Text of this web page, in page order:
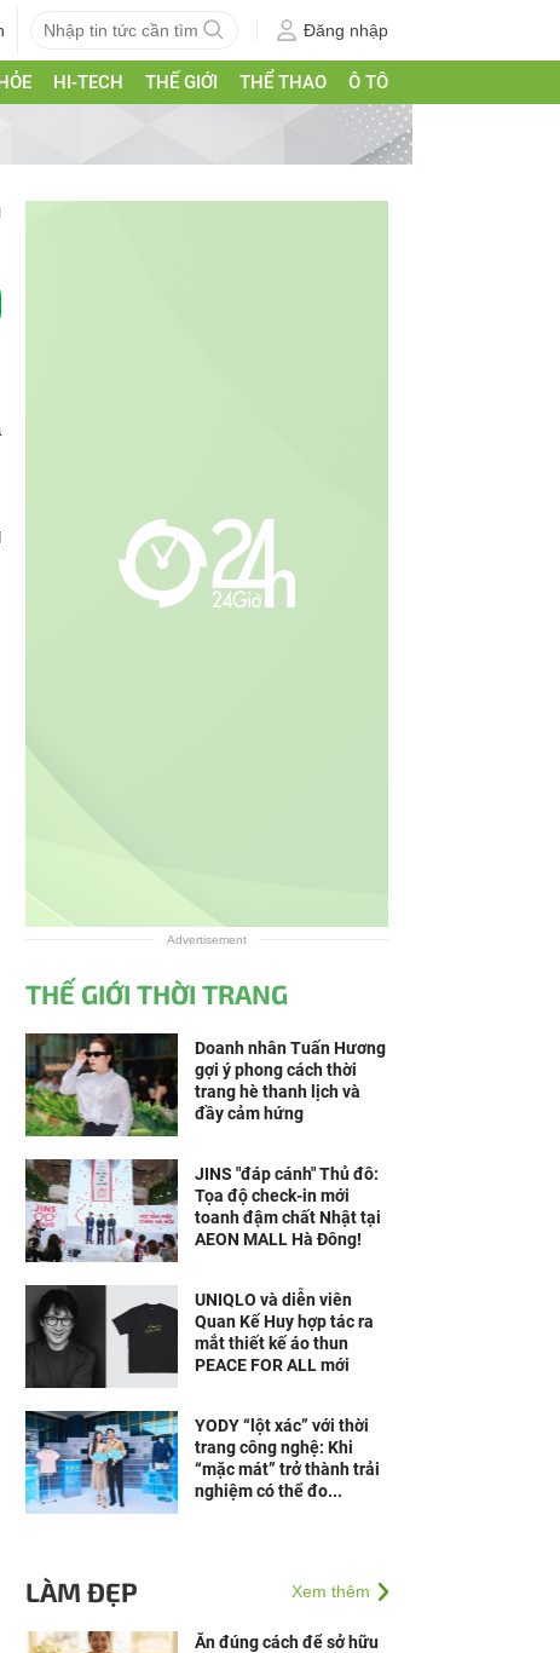
Đăng nhập
HI-TECH THẾ GIỚI THỂ THAO Ô TÔ
Advertisement
THẾ GIỚI THỜI TRANG
Doanh nhân Tuấn Hương
gợi ý phong cách thời
trang hè thanh lịch và
đầy cảm hứng
JINS "đáp cánh" Thủ đô:
Tọa độ check-in mới
toanh đậm chất Nhật tại
AEON MALL Hà Đông!
UNIQLO và diễn viên
Quan Kế Huy hợp tác ra
mắt thiết kế áo thun
PEACE FOR ALL mới
YODY “lột xác” với thời
trang công nghệ: Khi
“mặc mát” trở thành trải
nghiệm có thể đo...
LÀM ĐẸP Xem thêm
Ăn đúng cách để sở hữu